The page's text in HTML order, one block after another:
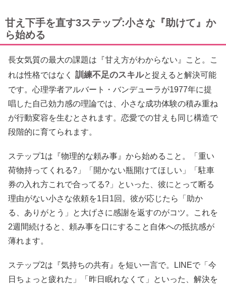
甘え下手を直す3ステップ:小さな『助けて』か
ら始める
長女気質の最大の課題は『甘え方がわからない』こと。こ
れは性格ではなく
訓練不足のスキルと捉えると解決可能
です。心理学者アルバート・バンデューラが1977年に提
唱した自己効力感の理論では、小さな成功体験の積み重ね
が行動変容を生むとされます。恋愛での甘えも同じ構造で
段階的に育てられます。
ステップ1は『物理的な頼み事』から始めること。「重い
荷物持ってくれる?」「開かない瓶開けてほしい」「駐車
券の入れ方これで合ってる?」といった、彼にとって断る
理由がない小さな依頼を1日1回。彼が応じたら「助か
る、ありがとう」と大げさに感謝を返すのがコツ。これを
2週間続けると、頼み事を口にすること自体への抵抗感が
薄れます。
ステップ2は『気持ちの共有』を短い一言で。LINEで「今
日ちょっと疲れた」「昨日眠れなくて」といった、解決を